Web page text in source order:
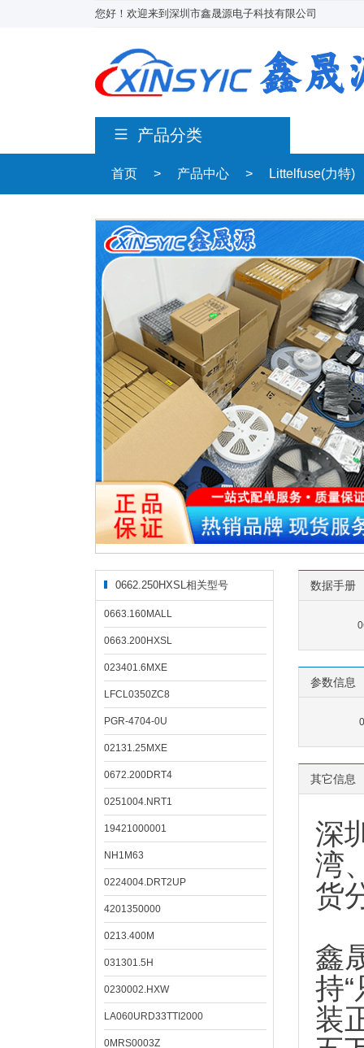
您好！欢迎来到深圳市鑫晟源电子科技有限公司
产品分类
首页 > 产品中心 > Littelfuse(力特)
0662.250HXSL相关型号
0663.160MALL
0663.200HXSL
023401.6MXE
LFCL0350ZC8
PGR-4704-0U
02131.25MXE
0672.200DRT4
0251004.NRT1
19421000001
NH1M63
0224004.DRT2UP
4201350000
0213.400M
031301.5H
0230002.HXW
LA060URD33TTI2000
0MRS0003Z
数据手册
参数信息
其它信息
深
湾
货
鑫
持
装